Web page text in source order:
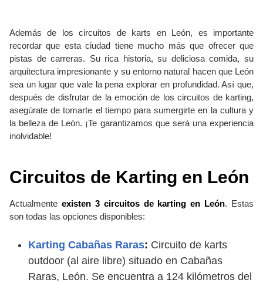
Además de los circuitos de karts en León, es importante
recordar que esta ciudad tiene mucho más que ofrecer que
pistas de carreras. Su rica historia, su deliciosa comida, su
arquitectura impresionante y su entorno natural hacen que León
sea un lugar que vale la pena explorar en profundidad. Así que,
después de disfrutar de la emoción de los circuitos de karting,
asegúrate de tomarte el tiempo para sumergirte en la cultura y
la belleza de León. ¡Te garantizamos que será una experiencia
inolvidable!
Circuitos de Karting en León
Actualmente existen 3 circuitos de karting en León. Estas
son todas las opciones disponibles:
Karting Cabañas Raras: Circuito de karts
outdoor (al aire libre) situado en Cabañas
Raras, León. Se encuentra a 124 kilómetros del